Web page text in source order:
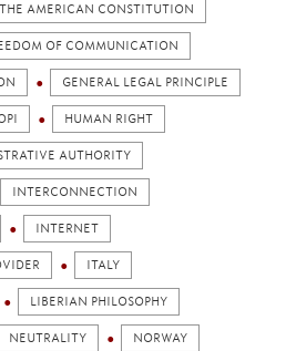
AMERICAN CONSTITUTION
OF COMMUNICATION
GENERAL LEGAL PRINCIPLE
HUMAN RIGHT
AUTHORITY
INTERCONNECTION
INTERNET
ITALY
LIBERIAN PHILOSOPHY
NEUTRALITY NORWAY